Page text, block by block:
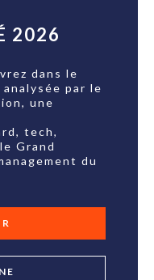
2026
dans le
par le
une
tech,
Grand
du